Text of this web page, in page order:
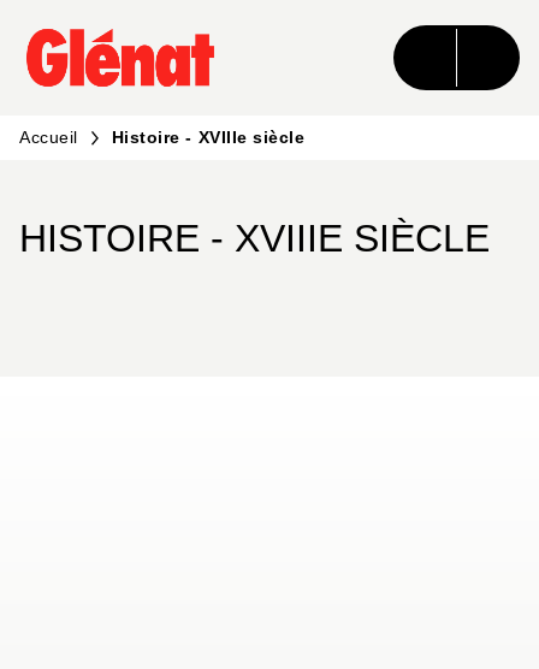
MENU RECHERCHE CONTENU
PIED DE PAGE
Accueil Histoire - XVIIIe siècle
HISTOIRE - XVIIIE SIÈCLE